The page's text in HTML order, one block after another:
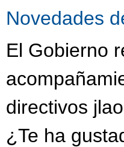
Novedades
El Gobierno
directivos
¿Te ha